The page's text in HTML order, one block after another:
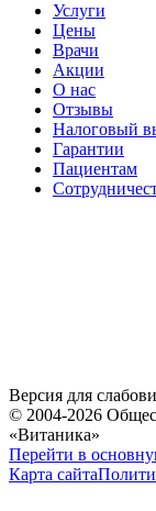
Услуги
Цены
Врачи
Акции
О нас
Отзывы
Налоговый
Гарантии
Пациентам
Версия для
© 2004-2026
«Витаника»
Перейти в
Карта сайта